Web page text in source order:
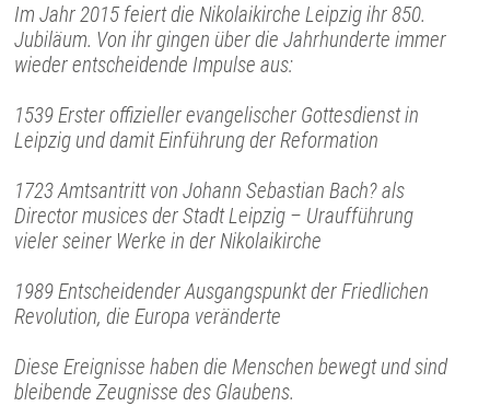
Im Jahr 2015 feiert die Nikolaikirche Leipzig ihr 850.
Jubiläum. Von ihr gingen über die Jahrhunderte immer
wieder entscheidende Impulse aus:
1539 Erster offizieller evangelischer Gottesdienst in
Leipzig und damit Einführung der Reformation
1723 Amtsantritt von Johann Sebastian Bach? als
Director musices der Stadt Leipzig – Uraufführung
vieler seiner Werke in der Nikolaikirche
1989 Entscheidender Ausgangspunkt der Friedlichen
Revolution, die Europa veränderte
Diese Ereignisse haben die Menschen bewegt und sind
bleibende Zeugnisse des Glaubens.